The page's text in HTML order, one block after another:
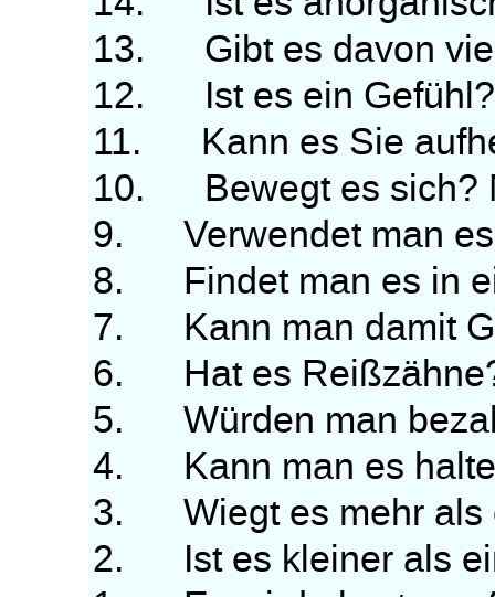
13. Gibt es davon
12. Ist es ein
11. Kann es Sie
10. Bewegt es sich?
9. Verwendet man es
8. Findet man es in
7. Kann man damit
6. Hat es
5. Würden man
4. Kann man es
3. Wiegt es mehr als
2. Ist es kleiner als